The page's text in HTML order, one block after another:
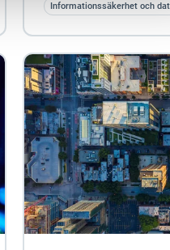
Informationssäkerhet och